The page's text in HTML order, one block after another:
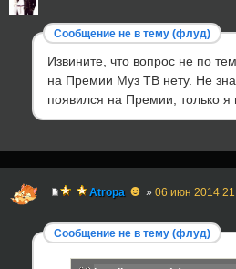
Сообщение не в тему (флуд)
Извините, что вопрос не по
на Премии Муз ТВ нету. Не
появился на Премии, только я
Atropa ☻ » 06 июн 2014
Сообщение не в тему (флуд)